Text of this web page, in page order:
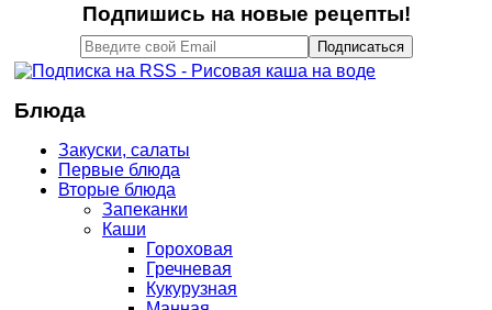
Подпишись на новые рецепты!
Блюда
Закуски, салаты
Первые блюда
Вторые блюда
Запеканки
Каши
Гороховая
Гречневая
Кукурузная